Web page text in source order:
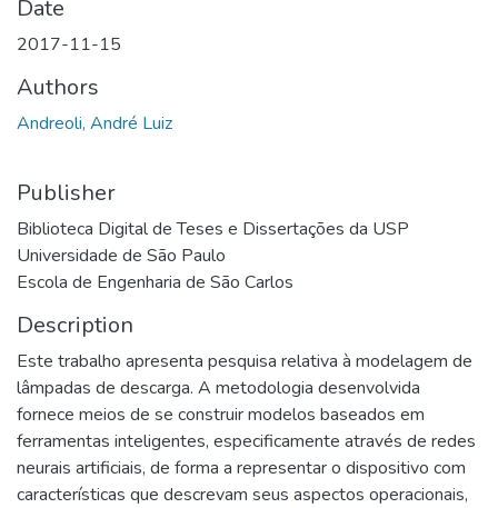
Date
2017-11-15
Authors
Andreoli, André Luiz
Publisher
Biblioteca Digital de Teses e Dissertações da USP
Universidade de São Paulo
Escola de Engenharia de São Carlos
Description
Este trabalho apresenta pesquisa relativa à modelagem de
lâmpadas de descarga. A metodologia desenvolvida
fornece meios de se construir modelos baseados em
ferramentas inteligentes, especificamente através de redes
neurais artificiais, de forma a representar o dispositivo com
características que descrevam seus aspectos operacionais,